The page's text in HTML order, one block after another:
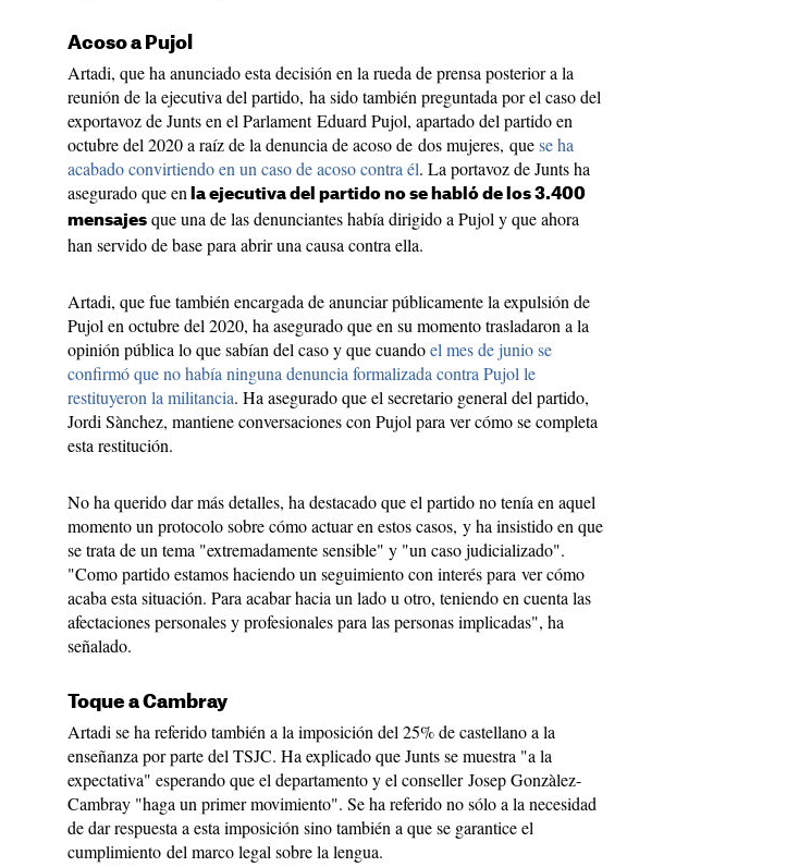
Acoso a Pujol
Artadi, que ha anunciado esta decisión en la rueda de prensa posterior a la
reunión de la ejecutiva del partido, ha sido también preguntada por el caso del
exportavoz de Junts en el Parlament Eduard Pujol, apartado del partido en
octubre del 2020 a raíz de la denuncia de acoso de dos mujeres, quese ha
acabado convirtiendo en un caso de acoso contra él. La portavoz de Junts ha
asegurado que en la ejecutiva del partido no se habló de los 3.400
mensajes que una de las denunciantes había dirigido a Pujol y que ahora
han servido de base para abrir una causa contra ella.
Artadi, que fue también encargada de anunciar públicamente la expulsión de
Pujol en octubre del 2020, ha asegurado que en su momento trasladaron a la
opinión pública lo que sabían del caso y que cuandoel mes de junio se
confirmó que no había ninguna denuncia formalizada contra Pujol le
restituyeron la militancia. Ha asegurado que el secretario general del partido,
Jordi Sànchez, mantiene conversaciones con Pujol para ver cómo se completa
esta restitución.
No ha querido dar más detalles, ha destacado que el partido no tenía en aquel
momento un protocolo sobre cómo actuar en estos casos, y ha insistido en que
se trata de un tema "extremadamente sensible" y "un caso judicializado".
"Como partido estamos haciendo un seguimiento con interés para ver cómo
acaba esta situación. Para acabar hacia un lado u otro, teniendo en cuenta las
afectaciones personales y profesionales para las personas implicadas", ha
señalado.
Toque a Cambray
Artadi se ha referido también a la imposición del 25% de castellano a la
enseñanza por parte del TSJC. Ha explicado que Junts se muestra "a la
expectativa" esperando que el departamento y el conseller Josep Gonzàlez-
Cambray "haga un primer movimiento". Se ha referido no sólo a la necesidad
de dar respuesta a esta imposición sino también a que se garantice el
cumplimiento del marco legal sobre la lengua.